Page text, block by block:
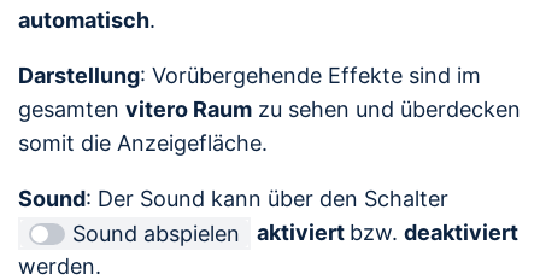
automatisch.
Darstellung: Vorübergehende Effekte sind im
gesamten vitero Raum zu sehen und überdecken
somit die Anzeigefläche.
Sound: Der Sound kann über den Schalter
Sound abspielen
aktiviert bzw.deaktiviert
werden.